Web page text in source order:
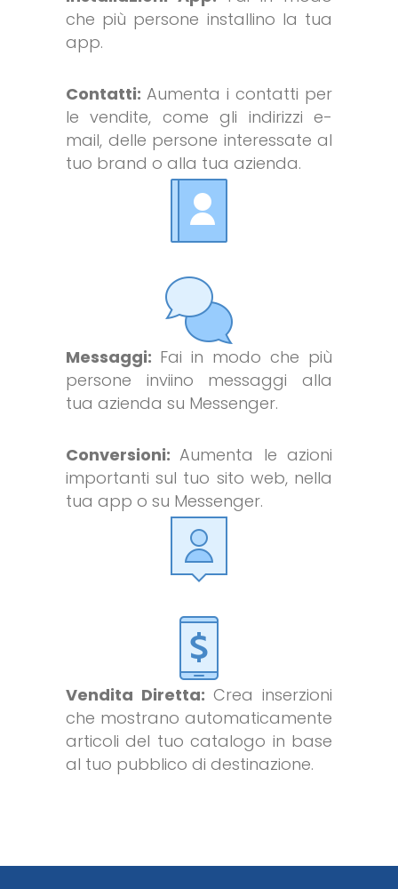
che più persone installino la tua
app.
Contatti: Aumenta i contatti per
le vendite, come gli indirizzi e-
mail, delle persone interessate al
tuo brand o alla tua azienda.
Messaggi: Fai in modo che più
persone inviino messaggi alla
tua azienda su Messenger.
Conversioni:Aumenta le azioni
importanti sul tuo sito web, nella
tua app o su Messenger.
Vendita Diretta: Crea inserzioni
che mostrano automaticamente
articoli del tuo catalogo in base
al tuo pubblico di destinazione.